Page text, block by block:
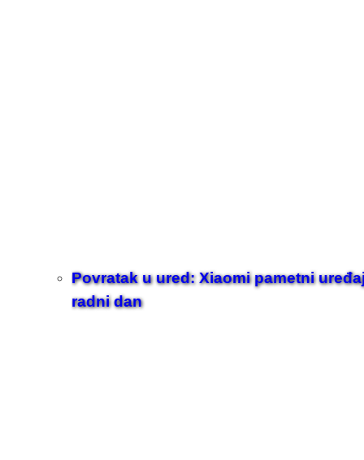
Povratak u ured: Xiaomi pametni
radni dan